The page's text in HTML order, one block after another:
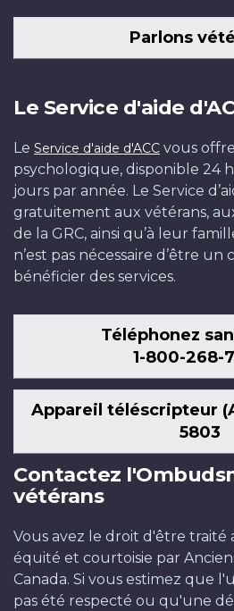
Parlons
Le Service d'aide
Le Service d'aide d'ACC vous
psychologique, disponible 24
jours par année. Le Service
gratuitement aux vétérans,
de la GRC, ainsi qu’à leur
n’est pas nécessaire d’être un
bénéficier des services.
Téléphonez
1-800-268-
Appareil téléscripteur
5803
Contactez
vétérans
Vous avez le droit d'être traité
équité et courtoisie par
Canada. Si vous estimez que
pas été respecté ou qu'une